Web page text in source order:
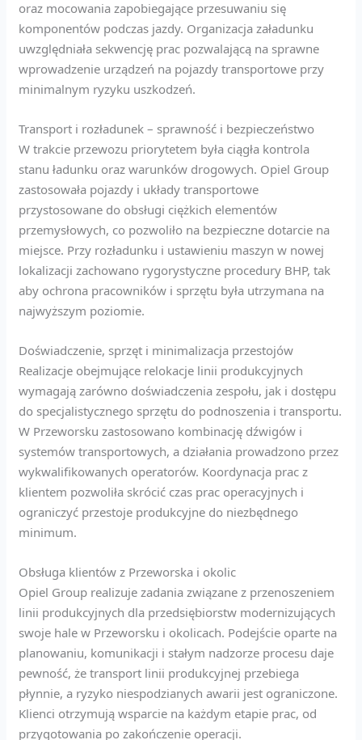
oraz mocowania zapobiegające przesuwaniu się
komponentów podczas jazdy. Organizacja załadunku
uwzględniała sekwencję prac pozwalającą na sprawne
wprowadzenie urządzeń na pojazdy transportowe przy
minimalnym ryzyku uszkodzeń.
Transport i rozładunek – sprawność i bezpieczeństwo
W trakcie przewozu priorytetem była ciągła kontrola
stanu ładunku oraz warunków drogowych. Opiel Group
zastosowała pojazdy i układy transportowe
przystosowane do obsługi ciężkich elementów
przemysłowych, co pozwoliło na bezpieczne dotarcie na
miejsce. Przy rozładunku i ustawieniu maszyn w nowej
lokalizacji zachowano rygorystyczne procedury BHP, tak
aby ochrona pracowników i sprzętu była utrzymana na
najwyższym poziomie.
Doświadczenie, sprzęt i minimalizacja przestojów
Realizacje obejmujące relokacje linii produkcyjnych
wymagają zarówno doświadczenia zespołu, jak i dostępu
do specjalistycznego sprzętu do podnoszenia i transportu.
W Przeworsku zastosowano kombinację dźwigów i
systemów transportowych, a działania prowadzono przez
wykwalifikowanych operatorów. Koordynacja prac z
klientem pozwoliła skrócić czas prac operacyjnych i
ograniczyć przestoje produkcyjne do niezbędnego
minimum.
Obsługa klientów z Przeworska i okolic
Opiel Group realizuje zadania związane z przenoszeniem
linii produkcyjnych dla przedsiębiorstw modernizujących
swoje hale w Przeworsku i okolicach. Podejście oparte na
planowaniu, komunikacji i stałym nadzorze procesu daje
pewność, że transport linii produkcyjnej przebiega
płynnie, a ryzyko niespodzianych awarii jest ograniczone.
Klienci otrzymują wsparcie na każdym etapie prac, od
przygotowania po zakończenie operacji.